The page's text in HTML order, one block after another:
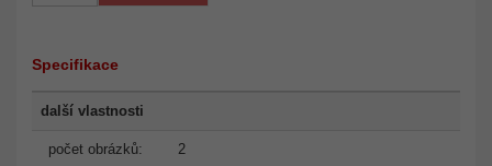
Specifikace
další vlastnosti
počet obrázků: 2